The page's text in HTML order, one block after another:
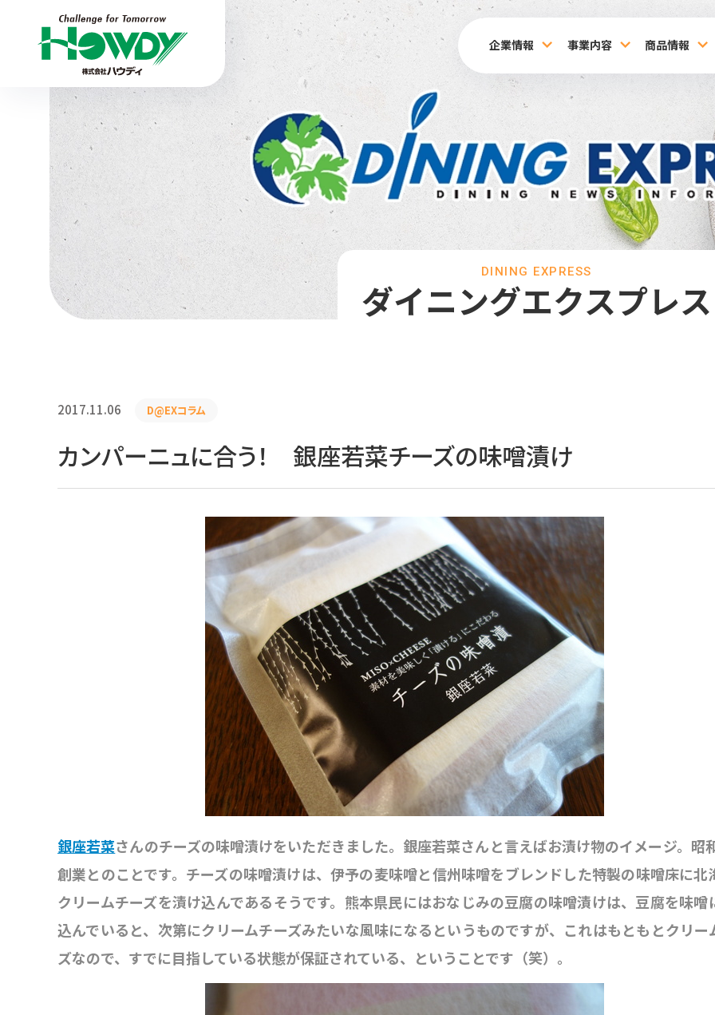
企業情報 事業内容 商品情報
ダイニングエクスプレス
DINING EXPRESS
2017.11.06 D@EXコラム
カンパーニュに合う！ 銀座若菜チーズの味噌漬け
銀座若菜さんのチーズの味噌漬けをいただきました。銀座若菜さんと言えばお漬け物のイメージ。昭
創業とのことです。チーズの味噌漬けは、伊予の麦味噌と信州味噌をブレンドした特製の味噌床に北
クリームチーズを漬け込んであるそうです。熊本県民にはおなじみの豆腐の味噌漬けは、豆腐を味噌
込んでいると、次第にクリームチーズみたいな風味になるというものですが、これはもともとクリー
ズなので、すでに目指している状態が保証されている、ということです（笑）。